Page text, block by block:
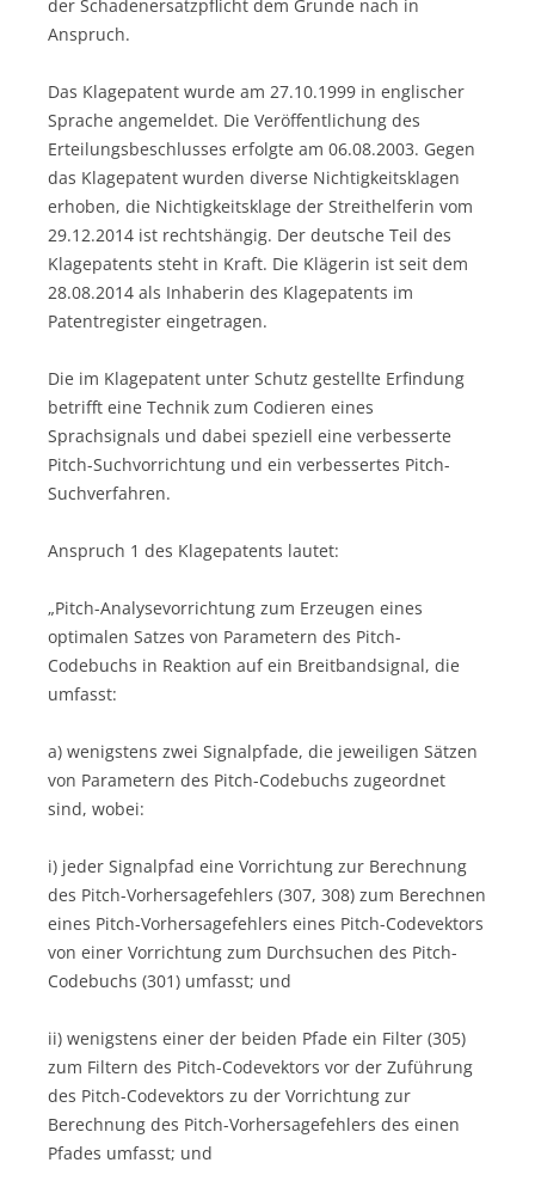
der Schadenersatzpflicht dem Grunde nach in
Anspruch.
Das Klagepatent wurde am 27.10.1999 in englischer
Sprache angemeldet. Die Veröffentlichung des
Erteilungsbeschlusses erfolgte am 06.08.2003. Gegen
das Klagepatent wurden diverse Nichtigkeitsklagen
erhoben, die Nichtigkeitsklage der Streithelferin vom
29.12.2014 ist rechtshängig. Der deutsche Teil des
Klagepatents steht in Kraft. Die Klägerin ist seit dem
28.08.2014 als Inhaberin des Klagepatents im
Patentregister eingetragen.
Die im Klagepatent unter Schutz gestellte Erfindung
betrifft eine Technik zum Codieren eines
Sprachsignals und dabei speziell eine verbesserte
Pitch-Suchvorrichtung und ein verbessertes Pitch-
Suchverfahren.
Anspruch 1 des Klagepatents lautet:
„Pitch-Analysevorrichtung zum Erzeugen eines
optimalen Satzes von Parametern des Pitch-
Codebuchs in Reaktion auf ein Breitbandsignal, die
umfasst:
a) wenigstens zwei Signalpfade, die jeweiligen Sätzen
von Parametern des Pitch-Codebuchs zugeordnet
sind, wobei:
i) jeder Signalpfad eine Vorrichtung zur Berechnung
des Pitch-Vorhersagefehlers (307, 308) zum Berechnen
eines Pitch-Vorhersagefehlers eines Pitch-Codevektors
von einer Vorrichtung zum Durchsuchen des Pitch-
Codebuchs (301) umfasst; und
ii) wenigstens einer der beiden Pfade ein Filter (305)
zum Filtern des Pitch-Codevektors vor der Zuführung
des Pitch-Codevektors zu der Vorrichtung zur
Berechnung des Pitch-Vorhersagefehlers des einen
Pfades umfasst; und